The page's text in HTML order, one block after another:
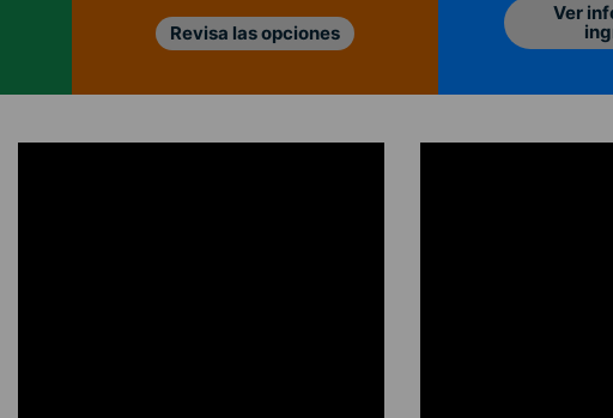
Revisa las opciones
Ver